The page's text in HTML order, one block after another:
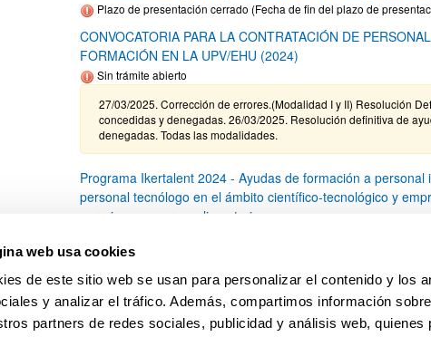
web usa cookies
de este sitio web se usan para personalizar el contenido y los
y analizar el tráfico. Además, compartimos información
partners de redes sociales, publicidad y análisis web, quienes
Plazo de presentación cerrado (Fecha de fin del plazo de
CONVOCATORIA PARA LA CONTRATACIÓN DE
FORMACIÓN EN LA UPV/EHU (2024)
Sin trámite abierto
27/03/2025. Corrección de errores.(Modalidad I y II) Resolución
concedidas y denegadas. 26/03/2025. Resolución definitiva de
denegadas. Todas las modalidades.
Programa Ikertalent 2024 - Ayudas de formación a personal
personal tecnólogo en el ámbito científico-tecnológico y
agrario, pesquero y alimentario
Página
1 Página
2 Página
3 ...PáginasPágina
6